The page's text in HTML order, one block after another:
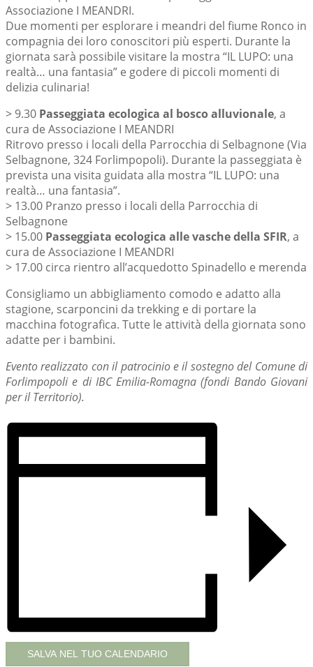
Associazione I MEANDRI.
Due momenti per esplorare i meandri del fiume Ronco in
compagnia dei loro conoscitori più esperti. Durante la
giornata sarà possibile visitare la mostra “IL LUPO: una
realtà… una fantasia” e godere di piccoli momenti di
delizia culinaria!
> 9.30 Passeggiata ecologica al bosco alluvionale, a
cura de Associazione I MEANDRI
Ritrovo presso i locali della Parrocchia di Selbagnone (Via
Selbagnone, 324 Forlimpopoli). Durante la passeggiata è
prevista una visita guidata alla mostra “IL LUPO: una
realtà… una fantasia”.
> 13.00 Pranzo presso i locali della Parrocchia di
Selbagnone
> 15.00 Passeggiata ecologica alle vasche della SFIR, a
cura de Associazione I MEANDRI
> 17.00 circa rientro all’acquedotto Spinadello e merenda
Consigliamo un abbigliamento comodo e adatto alla
stagione, scarponcini da trekking e di portare la
macchina fotografica. Tutte le attività della giornata sono
adatte per i bambini.
Evento realizzato con il patrocinio e il sostegno del Comune di
Forlimpopoli e di IBC Emilia-Romagna (fondi Bando Giovani
per il Territorio).
SALVA NEL TUO CALENDARIO